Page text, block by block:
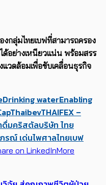
กลุ่มไทยเบฟที่สามารถครอง
ด้อย่างเหนียวแน่น พร้อมสรร
แวดล้อมเพื่อขับเคลื่อนธุรกิจ
Drinking waterEnabling
ThaibevTHAIFEX –
ดื่มคริสตัลบริษัท ไทย
รณ์ เด่นไพศาลไทยเบฟ
on LinkedInMore